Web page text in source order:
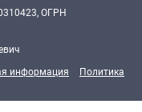
ОГРН
информация
Политика